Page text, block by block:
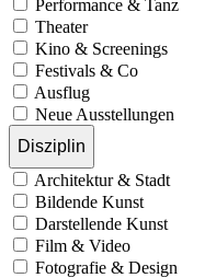
Performance & Tanz
Theater
Kino & Screenings
Festivals & Co
Ausflug
Neue Ausstellungen
Disziplin
Architektur & Stadt
Bildende Kunst
Darstellende Kunst
Film & Video
Fotografie & Design